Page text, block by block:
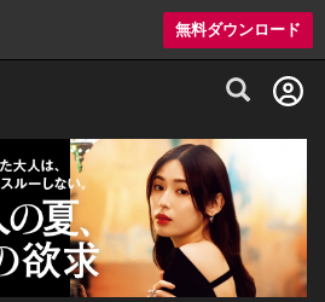
無料ダウンロード
グルメ情報・プレミアムレストラン予約